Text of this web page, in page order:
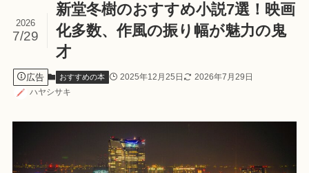
新堂冬樹のおすすめ小説7選！映画
化多数、作風の振り幅が魅力の鬼
才
2026
7/29
広告 おすすめの本 2025年12月25日
2026年7月29日
ハヤシサキ